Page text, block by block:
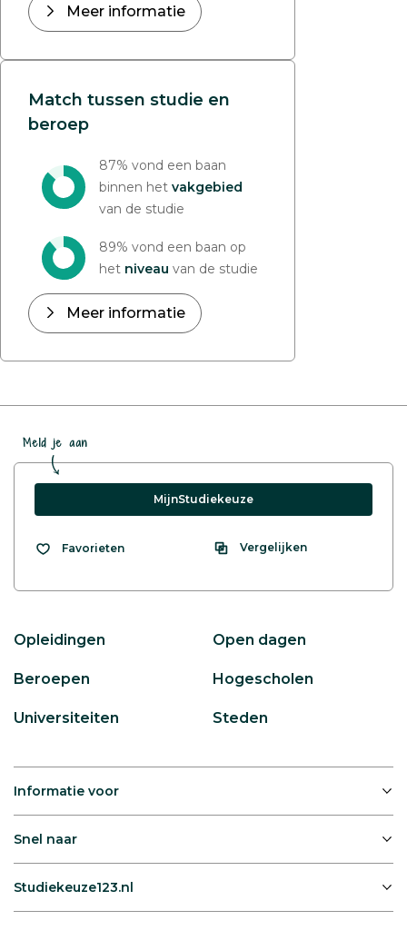
Meer informatie
Match tussen studie en
beroep
87% vond een baan
binnen het vakgebied
van de studie
89% vond een baan op
het niveau van de studie
Meer informatie
Meld je aan
MijnStudiekeuze
Favorieten Vergelijken
Opleidingen Open dagen
Beroepen Hogescholen
Universiteiten Steden
Informatie voor
Snel naar
Studiekeuze123.nl